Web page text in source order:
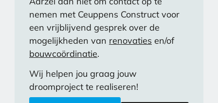
nemen met Ceuppens Construct voor
een vrijblijvend gesprek over de
mogelijkheden van renovaties en/of
bouwcoördinatie.
Wij helpen jou graag jouw
droomproject te realiseren!